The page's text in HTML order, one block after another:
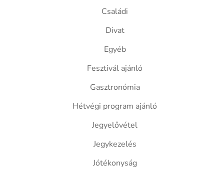
Családi
Divat
Egyéb
Fesztivál ajánló
Gasztronómia
Hétvégi program ajánló
Jegyelővétel
Jegykezelés
Jótékonyság